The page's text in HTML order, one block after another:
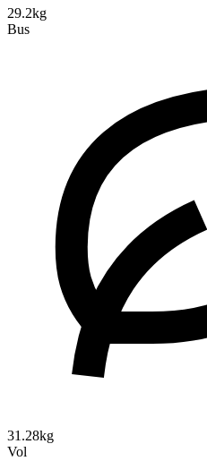
29.2kg
Bus
31.28kg
Vol